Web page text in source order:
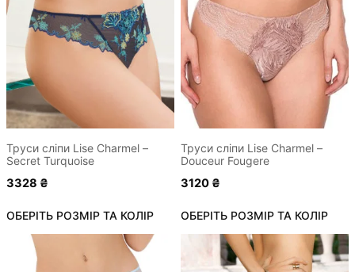
Труси сліпи Lise Charmel –
Secret Turquoise
3328 ₴
ОБЕРІТЬ РОЗМІР ТА КОЛІР
має
кілька
варіантів.
Параметри
можна
вибрати
на
сторінці
товару
Труси сліпи Lise Charmel –
Douceur Fougere
3120 ₴
ОБЕРІТЬ РОЗМІР ТА КОЛІР
має
кілька
варіантів.
Параметри
можна
вибрати
сторінці
товару
товар
товар